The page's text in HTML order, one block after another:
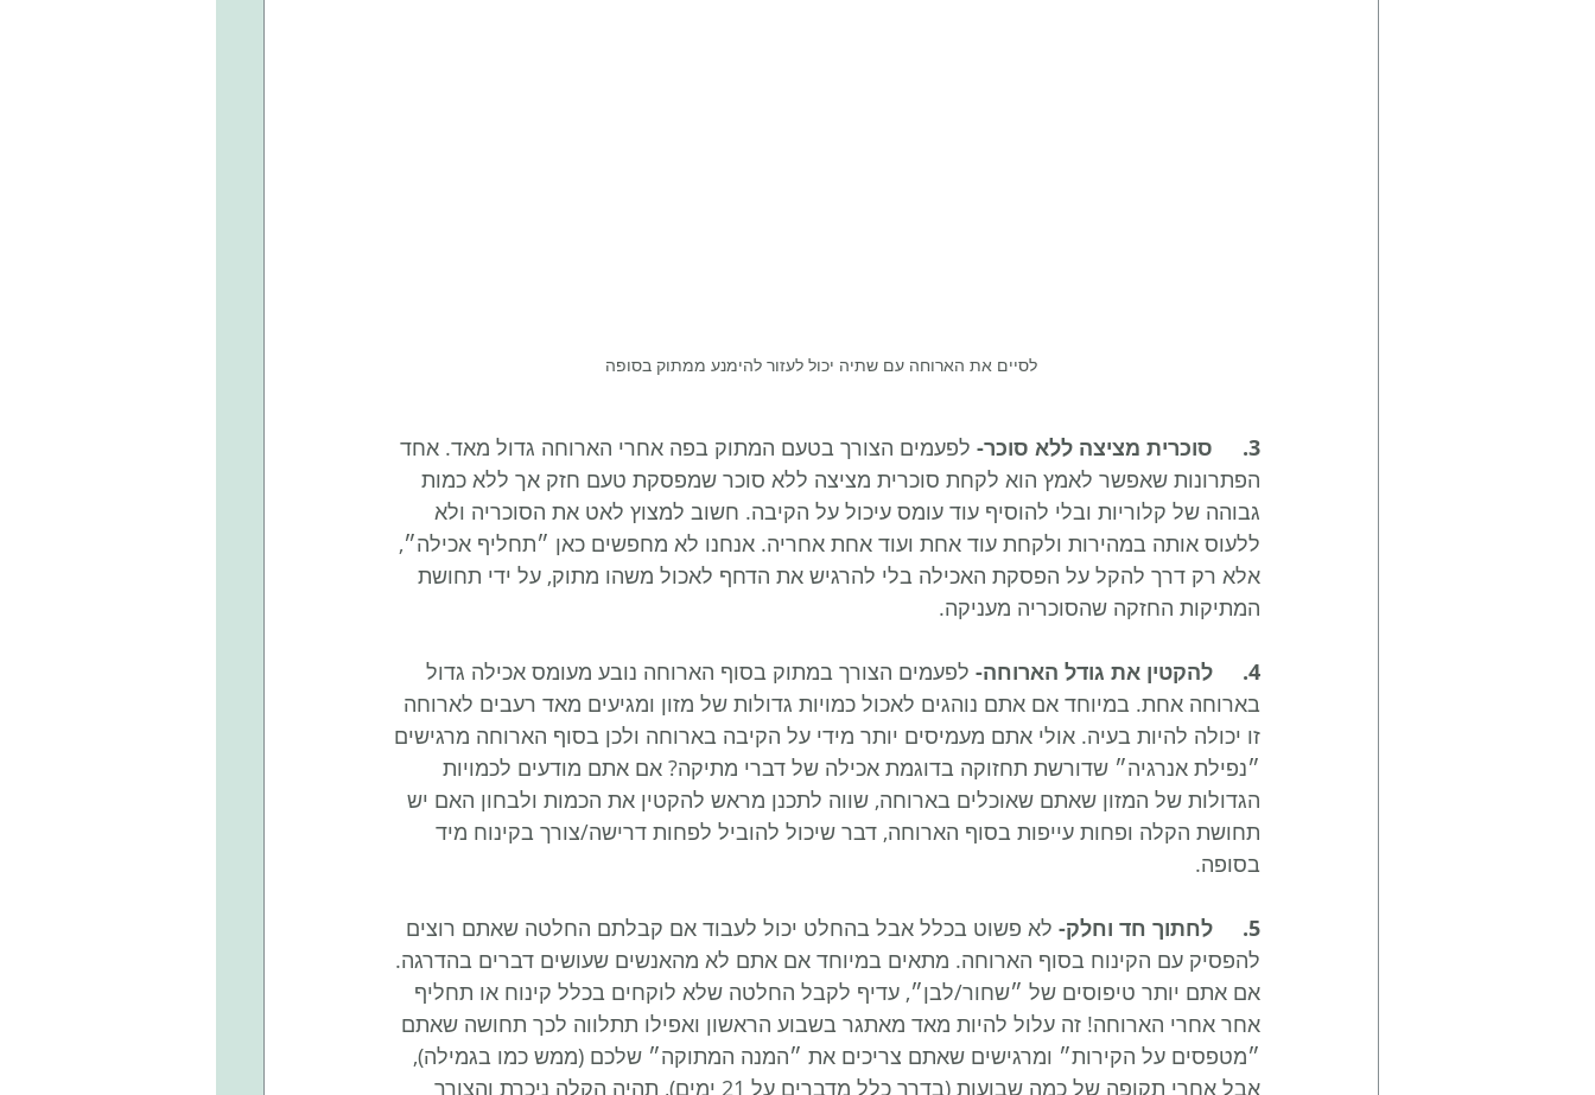
לסיים את הארוחה עם שתיה יכול לעזור להימנע ממתוק בסופה
3.	סוכרית מציצה ללא סוכר-
לפעמים הצורך בטעם המתוק בפה אחרי הארוחה גדול מאד. אחד
הפתרונות שאפשר לאמץ הוא לקחת סוכרית מציצה ללא סוכר שמפסקת טעם חזק אך ללא כמות
גבוהה של קלוריות ובלי להוסיף עוד עומס עיכול על הקיבה. חשוב למצוץ לאט את הסוכריה ולא
ללעוס אותה במהירות ולקחת עוד אחת ועוד אחת אחריה. אנחנו לא מחפשים כאן ״תחליף אכילה״,
אלא רק דרך להקל על הפסקת האכילה בלי להרגיש את הדחף לאכול משהו מתוק, על ידי תחושת
המתיקות החזקה שהסוכריה מעניקה.
4.	להקטין את גודל הארוחה-
לפעמים הצורך במתוק בסוף הארוחה נובע מעומס אכילה גדול
בארוחה אחת. במיוחד אם אתם נוהגים לאכול כמויות גדולות של מזון ומגיעים מאד רעבים לארוחה
זו יכולה להיות בעיה. אולי אתם מעמיסים יותר מידי על הקיבה בארוחה ולכן בסוף הארוחה מרגישים
״נפילת אנרגיה״ שדורשת תחזוקה בדוגמת אכילה של דברי מתיקה? אם אתם מודעים לכמויות
הגדולות של המזון שאתם שאוכלים בארוחה, שווה לתכנן מראש להקטין את הכמות ולבחון האם יש
תחושת הקלה ופחות עייפות בסוף הארוחה, דבר שיכול להוביל לפחות דרישה/צורך בקינוח מיד
בסופה.
5.	לחתוך חד וחלק-
לא פשוט בכלל אבל בהחלט יכול לעבוד אם קבלתם החלטה שאתם רוצים
להפסיק עם הקינוח בסוף הארוחה. מתאים במיוחד אם אתם לא מהאנשים שעושים דברים בהדרגה.
אם אתם יותר טיפוסים של ״שחור/לבן״, עדיף לקבל החלטה שלא לוקחים בכלל קינוח או תחליף
אחר אחרי הארוחה! זה עלול להיות מאד מאתגר בשבוע הראשון ואפילו תתלווה לכך תחושה שאתם
״מטפסים על הקירות״ ומרגישים שאתם צריכים את ״המנה המתוקה״ שלכם (ממש כמו בגמילה),
אבל אחרי תקופה של כמה שבועות (בדרך כלל מדברים על 21 ימים), תהיה הקלה ניכרת והצורך